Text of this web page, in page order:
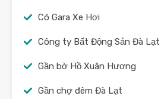
Có Gara Xe Hơi
Công ty Bất Động Sản Đà Lạt
Gần bờ Hồ Xuân Hương
Gần chợ đêm Đà Lạt